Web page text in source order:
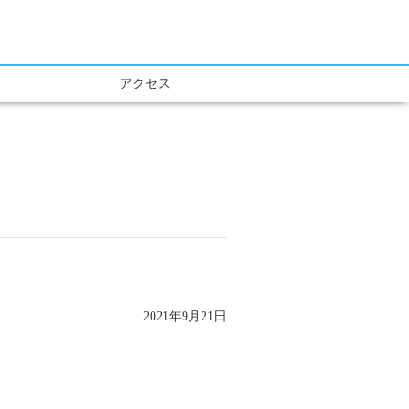
アクセス
2021年9月21日